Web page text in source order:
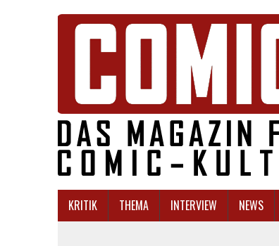
KRITIK THEMA INTERVIEW NEWS